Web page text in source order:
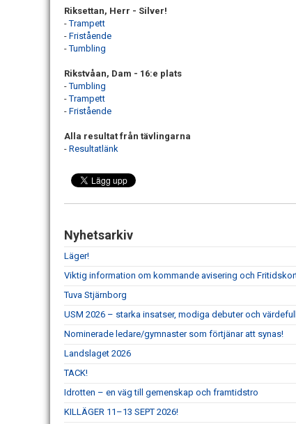
Riksettan, Herr - Silver!
-Trampett
- Fristående
-Tumbling
Rikstvåan, Dam - 16:e plats
-Tumbling
-Trampett
- Fristående
Alla resultat från tävlingarna
- Resultatlänk
Nyhetsarkiv
Läger!
Viktig information om kommande avisering och
Tuva Stjärnborg
USM 2026 – starka insatser, modiga debuter och
Nominerade ledare/gymnaster som förtjänar att synas!
Landslaget 2026
TACK!
Idrotten – en väg till gemenskap och framtidstro
KILLÄGER 11–13 SEPT 2026!